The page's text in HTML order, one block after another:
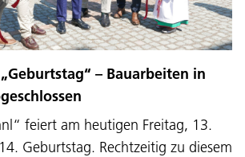
– Bauarbeiten in
feiert am heutigen Freitag, 13.
Geburtstag. Rechtzeitig zu diesem